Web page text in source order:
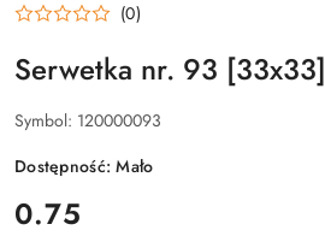
(0)
Serwetka nr. 93 [33x33]
Symbol: 120000093
Dostępność:Mało
cena:
0.75